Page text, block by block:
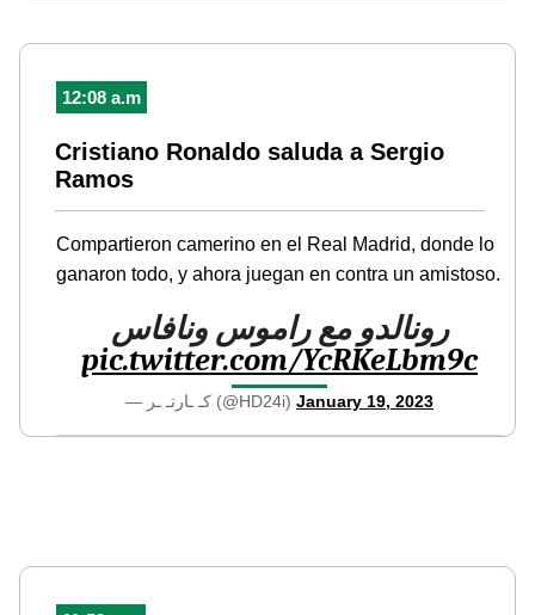
12:08 a.m
Cristiano Ronaldo saluda a Sergio
Ramos
Compartieron camerino en el Real Madrid, donde lo
ganaron todo, y ahora juegan en contra un amistoso.
رونالدو مع راموس ونافاس
pic.twitter.com/YcRKeLbm9c
— كـ ـارتـ ـر (@HD24i) January 19, 2023